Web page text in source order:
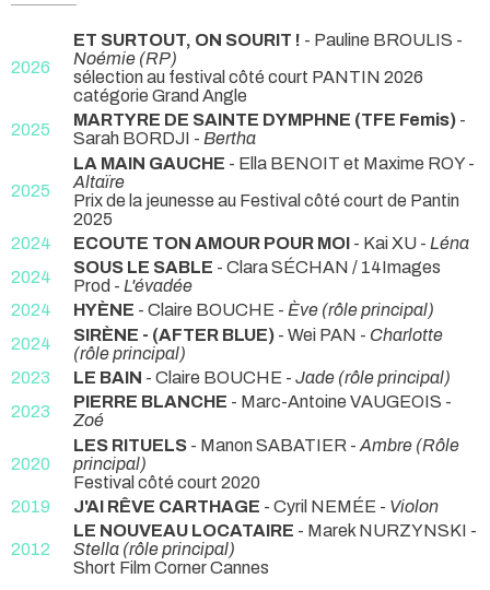
2026
ET SURTOUT, ON SOURIT ! - Pauline BROULIS -
Noémie (RP)
sélection au festival côté court PANTIN 2026
catégorie Grand Angle
2025
MARTYRE DE SAINTE DYMPHNE (TFE Femis) -
Sarah BORDJI - Bertha
2025
LA MAIN GAUCHE - Ella BENOIT et Maxime ROY -
Altaïre
Prix de la jeunesse au Festival côté court de Pantin
2025
2024
ECOUTE TON AMOUR POUR MOI - Kai XU - Léna
2024
SOUS LE SABLE - Clara SÉCHAN / 14Images
Prod - L'évadée
2024
HYÈNE - Claire BOUCHE - Ève (rôle principal)
2024
SIRÈNE - (AFTER BLUE) - Wei PAN - Charlotte
(rôle principal)
2023
LE BAIN - Claire BOUCHE - Jade (rôle principal)
2023
PIERRE BLANCHE - Marc-Antoine VAUGEOIS -
Zoé
2020
LES RITUELS - Manon SABATIER - Ambre (Rôle
principal)
Festival côté court 2020
2019
J'AI RÊVE CARTHAGE - Cyril NEMÉE - Violon
2012
LE NOUVEAU LOCATAIRE - Marek NURZYNSKI -
Stella (rôle principal)
Short Film Corner Cannes